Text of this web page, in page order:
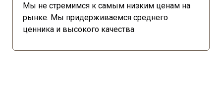
Мы не стремимся к самым низким ценам на
рынке. Мы придерживаемся среднего
ценника и высокого качества